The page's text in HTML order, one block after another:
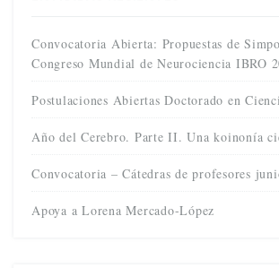
Convocatoria Abierta: Propuestas de
Congreso Mundial de Neurociencia IBRO
Postulaciones Abiertas Doctorado en
Año del Cerebro. Parte II. Una koinonía
Convocatoria – Cátedras de profesores
Apoya a Lorena Mercado-López